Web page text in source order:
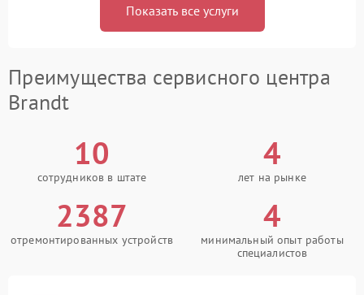
Показать все услуги
Преимущества сервисного центра
Brandt
10
сотрудников в штате
4
лет на рынке
2387
отремонтированных устройств
4
минимальный опыт работы
специалистов